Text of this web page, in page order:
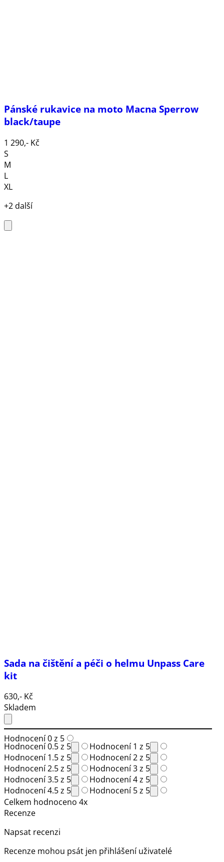
Pánské rukavice na moto Macna Sperrow
black/taupe
1 290,- Kč
S
M
L
XL
+2 další
Sada na čištění a péči o helmu Unpass Care
kit
630,- Kč
Skladem
Hodnocení 0 z 5
Hodnocení 0.5 z 5
Hodnocení 1 z 5
Hodnocení 1.5 z 5
Hodnocení 2 z 5
Hodnocení 2.5 z 5
Hodnocení 3 z 5
Hodnocení 3.5 z 5
Hodnocení 4 z 5
Hodnocení 4.5 z 5
Hodnocení 5 z 5
Celkem hodnoceno 4x
Recenze
Napsat recenzi
Recenze mohou psát jen přihlášení uživatelé